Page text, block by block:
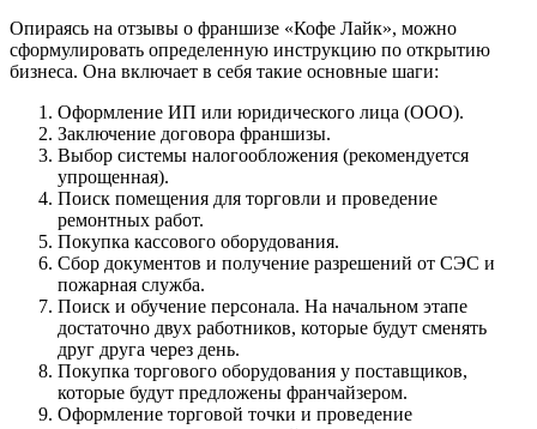
Опираясь на отзывы о франшизе «Кофе Лайк», можно
сформулировать определенную инструкцию по открытию
бизнеса. Она включает в себя такие основные шаги:
Оформление ИП или юридического лица (ООО).
Заключение договора франшизы.
Выбор системы налогообложения (рекомендуется
упрощенная).
Поиск помещения для торговли и проведение
ремонтных работ.
Покупка кассового оборудования.
Сбор документов и получение разрешений от СЭС и
пожарная служба.
Поиск и обучение персонала. На начальном этапе
достаточно двух работников, которые будут сменять
друг друга через день.
Покупка торгового оборудования у поставщиков,
которые будут предложены франчайзером.
Оформление торговой точки и проведение